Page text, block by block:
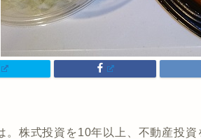
。株式投資を10年以上、不動産投資